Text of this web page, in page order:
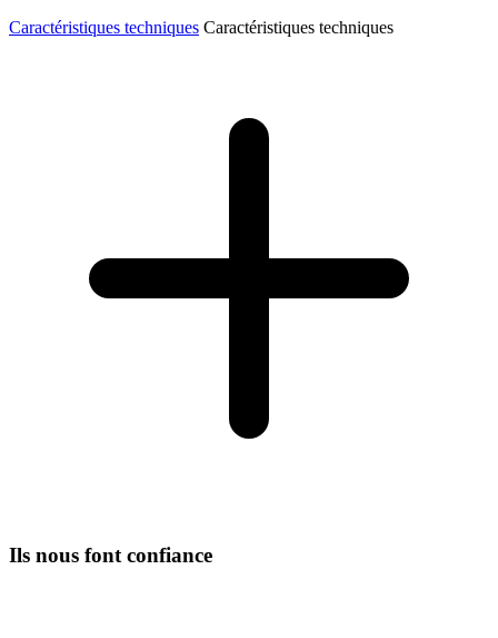
Caractéristiques techniques Caractéristiques techniques
Ils nous font confiance